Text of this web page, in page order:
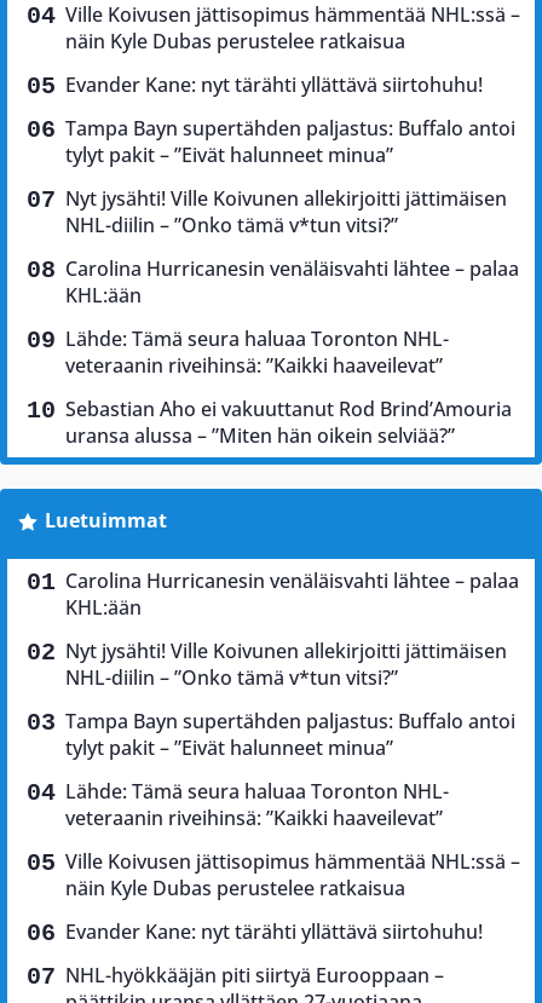
Ville Koivusen jättisopimus hämmentää NHL:ssä –
näin Kyle Dubas perustelee ratkaisua
Evander Kane: nyt tärähti yllättävä siirtohuhu!
Tampa Bayn supertähden paljastus: Buffalo antoi
tylyt pakit – ”Eivät halunneet minua”
Nyt jysähti! Ville Koivunen allekirjoitti jättimäisen
NHL-diilin – ”Onko tämä v*tun vitsi?”
Carolina Hurricanesin venäläisvahti lähtee – palaa
KHL:ään
Lähde: Tämä seura haluaa Toronton NHL-
veteraanin riveihinsä: ”Kaikki haaveilevat”
Sebastian Aho ei vakuuttanut Rod Brind’Amouria
uransa alussa – ”Miten hän oikein selviää?”
Luetuimmat
Carolina Hurricanesin venäläisvahti lähtee – palaa
KHL:ään
Nyt jysähti! Ville Koivunen allekirjoitti jättimäisen
NHL-diilin – ”Onko tämä v*tun vitsi?”
Tampa Bayn supertähden paljastus: Buffalo antoi
tylyt pakit – ”Eivät halunneet minua”
Lähde: Tämä seura haluaa Toronton NHL-
veteraanin riveihinsä: ”Kaikki haaveilevat”
Ville Koivusen jättisopimus hämmentää NHL:ssä –
näin Kyle Dubas perustelee ratkaisua
Evander Kane: nyt tärähti yllättävä siirtohuhu!
NHL-hyökkääjän piti siirtyä Eurooppaan –